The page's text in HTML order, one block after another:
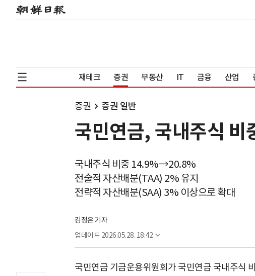
재테크 증권 부동산 IT 금융 산업
증권 증권 일반
국민연금, 국내주식
국내주식 비중 14.9%→20.8%
전술적 자산배분(TAA) 2% 유지
전략적 자산배분(SAA) 3% 이상으로 확대
김정은 기자
업데이트 2026.05.28. 18:42
국민연금 기금운용위원회가 국민연금 국내주식